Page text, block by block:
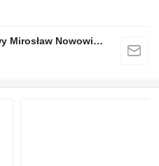
"Bonex" Zakład Wielobranżowy Mirosław Nowowiejski